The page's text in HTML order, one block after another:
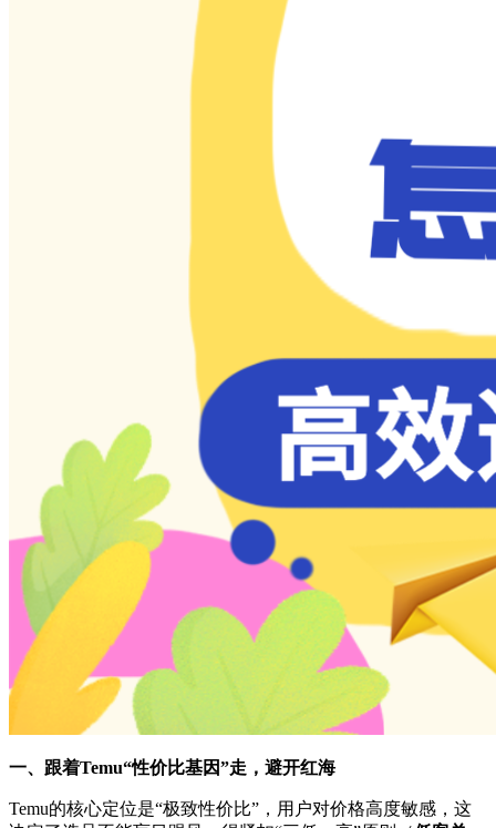
一、跟着Temu“性价比基因”走，避开红海
Temu的核心定位是“极致性价比”，用户对价格高度敏感，这